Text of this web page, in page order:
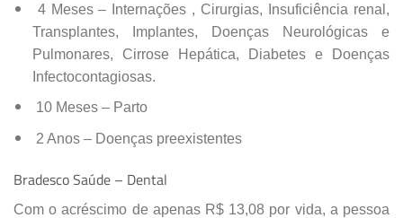
4 Meses – Internações , Cirurgias, Insuficiência renal,
Transplantes, Implantes, Doenças Neurológicas e
Pulmonares, Cirrose Hepática, Diabetes e Doenças
Infectocontagiosas.
10 Meses – Parto
2 Anos – Doenças preexistentes
Bradesco Saúde – Dental
Com o acréscimo de apenas R$ 13,08 por vida, a pessoa